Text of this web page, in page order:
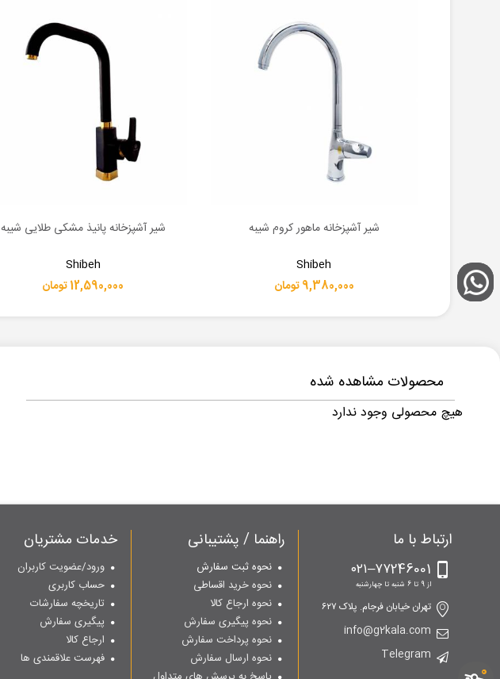
اطلاعات بیشتر
شیر آشپزخانه ماهور کروم شیبه
Shibeh
9,380,000 تومان
اطلاعات بیشتر
شیر آشپزخانه پانیذ مشکی طلایی شیبه
Shibeh
12,590,000 تومان
محصولات مشاهده شده
هیچ محصولی وجود ندارد
ارتباط با ما
۷۷246001–۰۲۱
از 9 تا 6 شنبه تا چهارشنبه
تهران خیابان فرجام. پلاک ۶۲۷
info@g2kala.com
Telegram
راهنما / پشتیبانی
نحوه ثبت سفارش
نحوه خرید اقساطی
نحوه ارجاع کالا
نحوه پیگیری سفارش
نحوه پرداخت سفارش
نحوه ارسال سفارش
خدمات مشتریان
ورود/عضویت کاربران
حساب کاربری
تاریخچه سفارشات
پیگیری سفارش
ارجاع کالا
فهرست علاقمندی ها
0